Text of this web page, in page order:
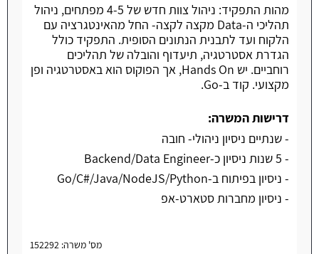
מהות התפקיד: ניהול צוות חדש של 4-5 מפתחים, ניהול
תהליכי ה-Data מקצה לקצה- החל מהאינטגרציה עם
הלקוח ועד לתבנית הנתונים הסופית. התפקיד כולל
הגדרת אסטרטגיה, תיעדוף והובלה של תהליכים
רוחביים. יש Hands On, אך הפוקוס הוא באסטרטגיה ופן
מקצועי. קוד ב-Go.
דרישות המשרה:
- שנתיים ניסיון ניהולי- חובה
- 5 שנות ניסיון כ-Backend/Data Engineer
- ניסיון בפיתוח ב-Go/C#/Java/NodeJS/Python
- ניסיון מחברות סטארט-אפ
מס' משרה: 152292